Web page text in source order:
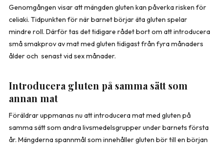
Genomgången visar att mängden gluten kan påverka risken för
celiaki. Tidpunkten för när barnet börjar äta gluten spelar
mindre roll. Därför tas det tidigare rådet bort om att introducera
små smakprov av mat med gluten tidigast från fyra månaders
ålder och senast vid sex månader.
Introducera gluten på samma sätt som
annan mat
Föräldrar uppmanas nu att introducera mat med gluten på
samma sätt som andra livsmedelsgrupper under barnets första
år. Mängderna spannmål som innehåller gluten bör till en början